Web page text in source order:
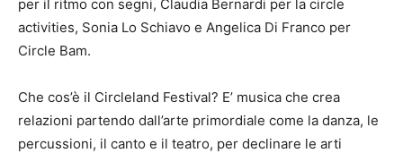
per il ritmo con segni, Claudia Bernardi per la circle
activities, Sonia Lo Schiavo e Angelica Di Franco per
Circle Bam.
Che cos’è il Circleland Festival? E’ musica che crea
relazioni partendo dall’arte primordiale come la danza, le
percussioni, il canto e il teatro, per declinare le arti